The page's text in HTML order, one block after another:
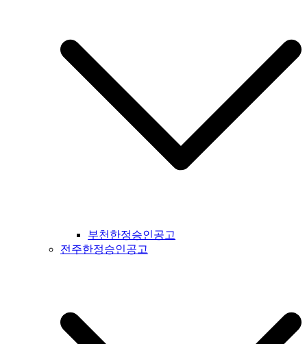
공고 #경남일간지공고 #거창군일간지공고 #합천군일간지공고
#창녕군일간지공고 #밀양시일간지공고 #김해시일간지공고 #
창원시일간지공고 #의령군일간지공고 #진주시일간지공고 #하
동군일간지공고 #사천시일간지공고 #고성군일간지공고 #거제
시일간지공고 #통영군일간지공고 #남해군일간지공고 #제주도
일간지공고 #서귀포시일간지공고
부천한정승인공고
전주한정승인공고